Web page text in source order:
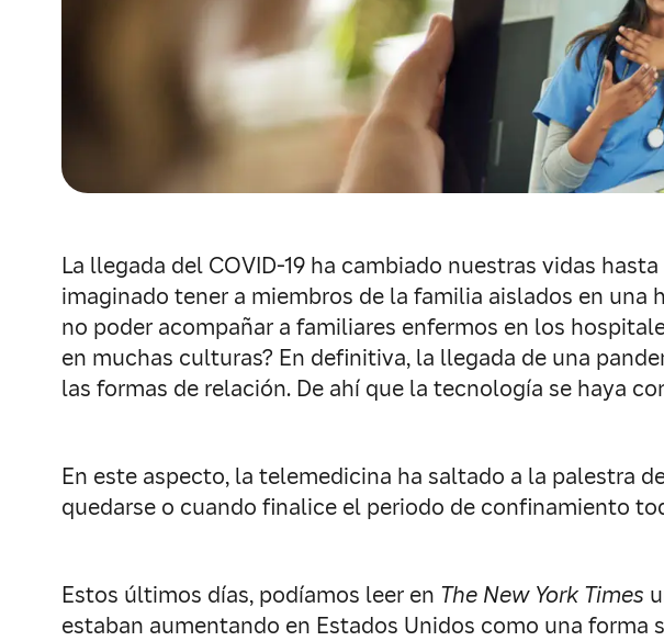
La llegada del COVID-19 ha cambiado nuestras vidas
imaginado tener a miembros de la familia aislados en
no poder acompañar a familiares enfermos en los
en muchas culturas? En definitiva, la llegada de una
las formas de relación. De ahí que la tecnología se haya
En este aspecto, la telemedicina ha saltado a la palestra
quedarse o cuando finalice el periodo de confinamiento
Estos últimos días, podíamos leer en The New York Times
estaban aumentando en Estados Unidos como una